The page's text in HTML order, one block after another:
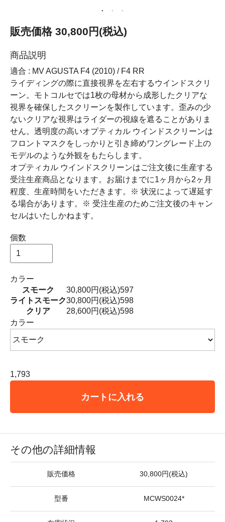
販売価格 30,800円(税込)
商品説明
適合 : MV AGUSTA F4 (2010) / F4 RR
ライディングの際に直接視界を左右するウインドスクリ
ーン。モトコルセでは1枚の母材から成形したクリアな
視界を確保したスクリーンを製作しています。歪みの少
ないクリアな視界はライダーの視線を遮ることがありま
せん。透明度の高いオプティカル ウインドスクリーンは
フロントマスクをしっかりと引き締めワングレード上の
モデルのような外観をもたらします。
オプティカル ウインドスクリーンはご注文後に生産する
受注生産商品となります。お届けまでに1ヶ月から2ヶ月
程度、生産時間をいただきます。※ 状況によって遅延す
る場合があります。※ 受注生産のためご注文後のキャン
セルはいたしかねます。
個数
カラー
スモーク
30,800円(税込)597
ライトスモーク30,800円(税込)598
クリア
28,600円(税込)598
カラー
1,793
カートに入れる
その他の詳細情報
販売価格 30,800円(税込)
型番 MCWS0024*